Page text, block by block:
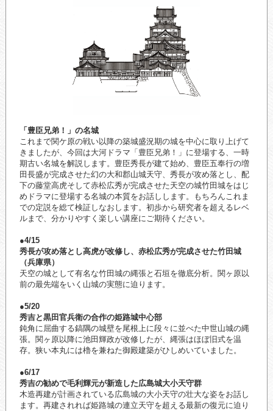
「豊臣兄弟！」の名城
これまで関ケ原の戦い以降の築城盛況期の城を中心に取り上げて
きましたが、今回は大河ドラマ「豊臣兄弟！」に登場する、一時
期古い名城を解説します。豊臣秀長が建て始め、豊臣五奉行の増
田長盛が完成させた幻の大和郡山城天守、秀長が攻め落とし、配
下の藤堂高虎そして赤松広秀が完成させた天空の城竹田城をはじ
めドラマに登場する名城の本質をお話しします。もちろんこれま
での定説を総て検証しなおします。初歩から研究者を超えるレベ
ルまで、分かりやすく楽しい講座にご期待ください。
●4/15
秀長が攻め落とし高虎が改修し、赤松広秀が完成させた竹田城
（兵庫県）
天空の城として有名な竹田城の縄張と石垣を徹底分析。関ヶ原以
前の最先端をいく山城の実態に迫ります。
●5/20
秀吉と黒田官兵衛の合作の姫路城中心部
鈍角に屈曲する鎬隅の城壁を尾根上に段々に並べた中世山城の縄
張。関ヶ原以降に池田輝政が改修したが、縄張はほぼ旧式を温
存。狭い本丸には櫓を兼ねた御殿建築がひしめいていました。
●6/17
秀吉の勧めで毛利輝元が新造した広島城大小天守群
木造再建が計画されている広島城の大小天守の壮大な姿をお話し
ます。再建されれば姫路城の連立天守を超える最新の復元に迫り